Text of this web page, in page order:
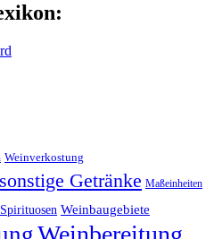
Weinverkostung
sonstige Getränke Maßeinheiten
Spirituosen Weinbaugebiete